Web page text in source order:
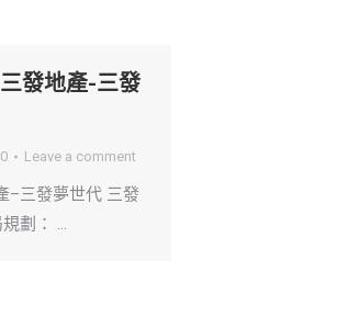
發地產-三發
Leave a comment
–三發夢世代 三發
劃： …